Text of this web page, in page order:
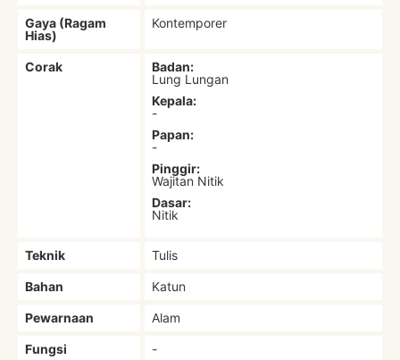
Gaya (Ragam
Hias)
Kontemporer
Corak
Badan:
Lung Lungan
Kepala:
-
Papan:
-
Pinggir:
Wajitan Nitik
Dasar:
Nitik
Teknik Tulis
Bahan Katun
Pewarnaan Alam
Fungsi -